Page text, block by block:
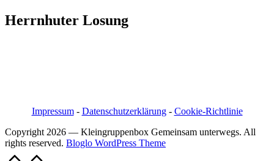
Herrnhuter Losung
Impressum- Datenschutzerklärung- Cookie-Richtlinie
Copyright 2026 — Kleingruppenbox Gemeinsam unterwegs. All
rights reserved. Bloglo WordPress Theme